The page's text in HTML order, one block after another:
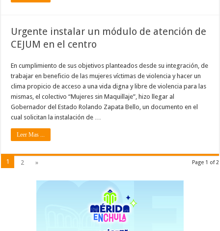
Urgente instalar un módulo de atención de
CEJUM en el centro
En cumplimiento de sus objetivos planteados desde su integración, de
trabajar en beneficio de las mujeres víctimas de violencia y hacer un
clima propicio de acceso a una vida digna y libre de violencia para las
mismas, el colectivo “Mujeres sin Maquillaje”, hizo llegar al
Gobernador del Estado Rolando Zapata Bello, un documento en el
cual solicitan la instalación de …
Leer Mas ...
Page 1 of 2
1 2 »